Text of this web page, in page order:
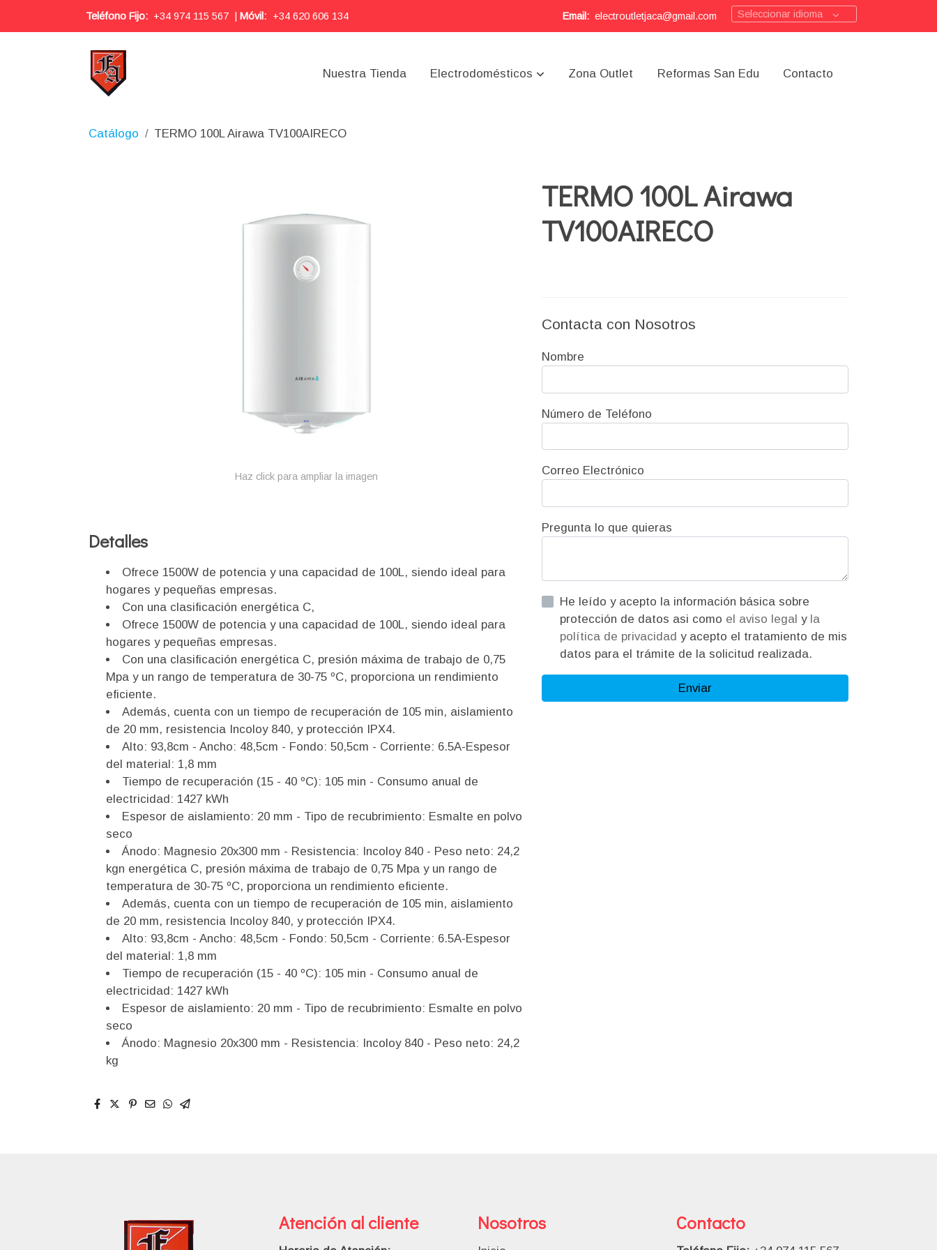
Teléfono Fijo: +34 974 115 567 Móvil: +34 620 606 134 Email: electroutletjaca@gmail.com Seleccionar idioma
Nuestra Tienda Electrodomésticos Zona Outlet Reformas San Edu Contacto
Catálogo TERMO 100L Airawa TV100AIRECO
Haz click para ampliar la imagen
Detalles
Ofrece 1500W de potencia y una capacidad de 100L, siendo ideal para
hogares y pequeñas empresas.
Con una clasificación energética C,
Ofrece 1500W de potencia y una capacidad de 100L, siendo ideal para
hogares y pequeñas empresas.
Con una clasificación energética C, presión máxima de trabajo de 0,75
Mpa y un rango de temperatura de 30-75 ºC, proporciona un rendimiento
eficiente.
Además, cuenta con un tiempo de recuperación de 105 min, aislamiento
de 20 mm, resistencia Incoloy 840, y protección IPX4.
Alto: 93,8cm - Ancho: 48,5cm - Fondo: 50,5cm - Corriente: 6.5A-Espesor
del material: 1,8 mm
Tiempo de recuperación (15 - 40 ºC): 105 min - Consumo anual de
electricidad: 1427 kWh
Espesor de aislamiento: 20 mm - Tipo de recubrimiento: Esmalte en polvo
seco
Ánodo: Magnesio 20x300 mm - Resistencia: Incoloy 840 - Peso neto: 24,2
kgn energética C, presión máxima de trabajo de 0,75 Mpa y un rango de
temperatura de 30-75 ºC, proporciona un rendimiento eficiente.
Además, cuenta con un tiempo de recuperación de 105 min, aislamiento
de 20 mm, resistencia Incoloy 840, y protección IPX4.
Alto: 93,8cm - Ancho: 48,5cm - Fondo: 50,5cm - Corriente: 6.5A-Espesor
del material: 1,8 mm
Tiempo de recuperación (15 - 40 ºC): 105 min - Consumo anual de
electricidad: 1427 kWh
Espesor de aislamiento: 20 mm - Tipo de recubrimiento: Esmalte en polvo
seco
Ánodo: Magnesio 20x300 mm - Resistencia: Incoloy 840 - Peso neto: 24,2
kg
TERMO 100L Airawa
TV100AIRECO
Contacta con Nosotros
Nombre
Número de Teléfono
Correo Electrónico
Pregunta lo que quieras
He leído y acepto la información básica sobre
protección de datos asi como el aviso legal y la
política de privacidad y acepto el tratamiento de mis
datos para el trámite de la solicitud realizada.
Enviar
Atención al cliente Nosotros Contacto